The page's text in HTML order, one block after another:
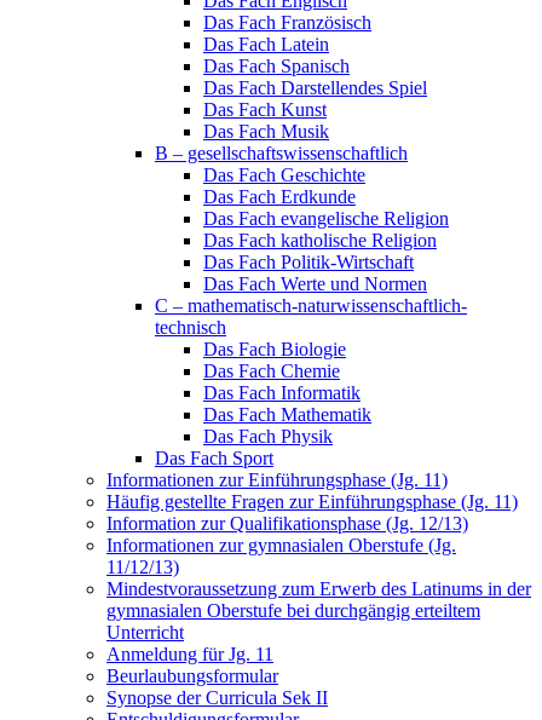
Das Fach Französisch
Das Fach Latein
Das Fach Spanisch
Das Fach Darstellendes Spiel
Das Fach Kunst
Das Fach Musik
B – gesellschaftswissenschaftlich
Das Fach Geschichte
Das Fach Erdkunde
Das Fach evangelische Religion
Das Fach katholische Religion
Das Fach Politik-Wirtschaft
Das Fach Werte und Normen
C – mathematisch-naturwissenschaftlich-
technisch
Das Fach Biologie
Das Fach Chemie
Das Fach Informatik
Das Fach Mathematik
Das Fach Physik
Das Fach Sport
Informationen zur Einführungsphase (Jg. 11)
Häufig gestellte Fragen zur Einführungsphase (Jg. 11)
Information zur Qualifikationsphase (Jg. 12/13)
Informationen zur gymnasialen Oberstufe (Jg.
11/12/13)
Mindestvoraussetzung zum Erwerb des Latinums in der
gymnasialen Oberstufe bei durchgängig erteiltem
Unterricht
Anmeldung für Jg. 11
Beurlaubungsformular
Synopse der Curricula Sek II